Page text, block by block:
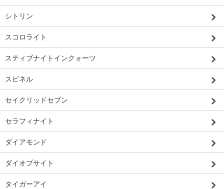
シトリン
スコロライト
スティブナイトインクォーツ
スピネル
セイクリッドセブン
セラフィナイト
ダイアモンド
ダイオプサイト
タイガーアイ